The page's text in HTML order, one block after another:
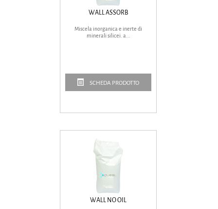
WALL ASSORB
Miscela inorganica e inerte di
minerali silicei. a...
SCHEDA PRODOTTO
WALL NO OIL